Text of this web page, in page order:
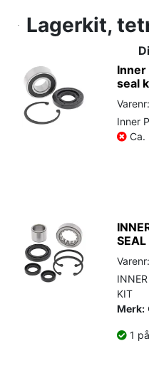
Lagerkit,
Inner
seal
Inner
Ca.
KIT
Merk:
1